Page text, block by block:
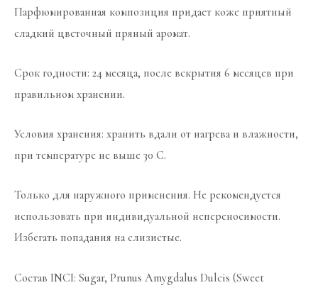
Парфюмированная композиция придает коже приятный
сладкий цветочный пряный аромат.
Срок годности: 24 месяца, после вскрытия 6 месяцев при
правильном хранении.
Условия хранения: хранить вдали от нагрева и влажности,
при температуре не выше 30 С.
Только для наружного применения. Не рекомендуется
использовать при индивидуальной непереносимости.
Избегать попадания на слизистые.
Состав INCI: Sugar, Prunus Amygdalus Dulcis (Sweet